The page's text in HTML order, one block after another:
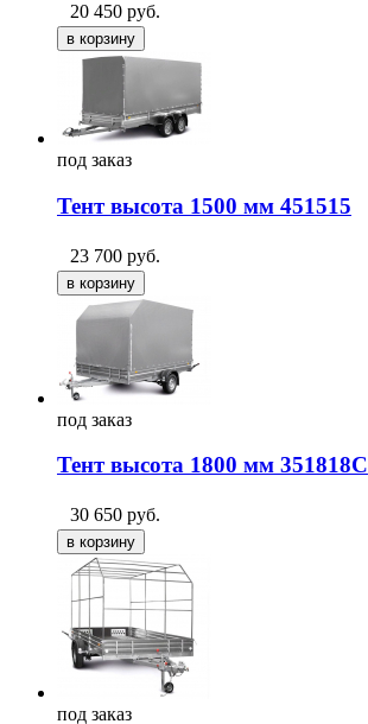
20 450 руб.
под заказ
Тент высота 1500 мм 451515
23 700 руб.
под заказ
Тент высота 1800 мм 351818С
30 650 руб.
под заказ